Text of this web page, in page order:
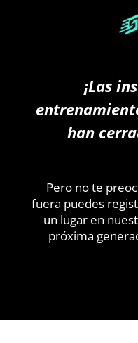
¡Las
han
Pero no te
fuera puedes
un lugar en
próxima